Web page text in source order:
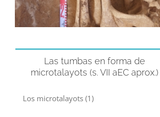
Las tumbas en forma de
microtalayots (s. VII aEC aprox.)
Los microtalayots (1)